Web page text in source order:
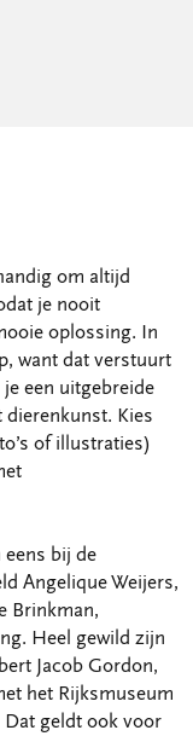
om altijd
je nooit
oplossing. In
want dat verstuurt
een uitgebreide
Kies
of illustraties)
bij de
Angelique Weijers,
Brinkman,
Heel gewild zijn
Jacob Gordon,
het Rijksmuseum
geldt ook voor